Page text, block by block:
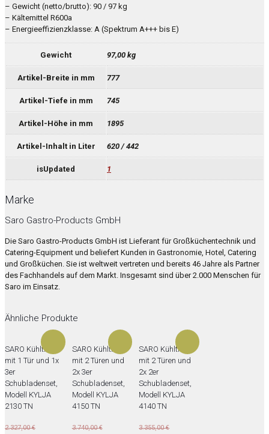
– Gewicht (netto/brutto): 90 / 97 kg
– Kältemittel R600a
– Energieeffizienzklasse: A (Spektrum A+++ bis E)
Gewicht 97,00 kg
Artikel-Breite in mm 777
Artikel-Tiefe in mm 745
Artikel-Höhe in mm 1895
Artikel-Inhalt in Liter 620 / 442
isUpdated 1
Marke
Saro Gastro-Products GmbH
Die Saro Gastro-Products GmbH ist Lieferant für Großküchentechnik und
Catering-Equipment und beliefert Kunden in Gastronomie, Hotel, Catering
und Großküchen. Sie ist weltweit vertreten und bereits 46 Jahre als Partner
des Fachhandels auf dem Markt. Insgesamt sind über 2.000 Menschen für
Saro im Einsatz.
Ähnliche Produkte
SARO Kühltisch
mit 1 Tür und 1x
3er
Schubladenset,
Modell KYLJA
2130 TN
2.327,00€Ursprünglicher
SARO Kühltisch
mit 2 Türen und
2x 3er
Schubladenset,
Modell KYLJA
4150 TN
3.740,00€Ursprünglicher
SARO Kühltisch
mit 2 Türen und
2x 2er
Schubladenset,
Modell KYLJA
4140 TN
3.355,00€Ursprünglicher